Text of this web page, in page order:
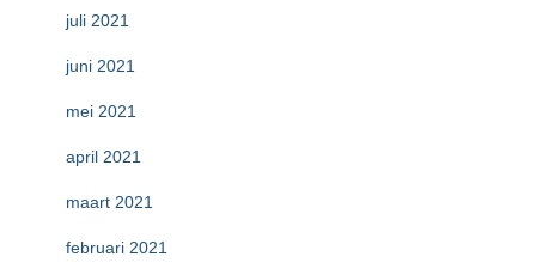
juli 2021
juni 2021
mei 2021
april 2021
maart 2021
februari 2021